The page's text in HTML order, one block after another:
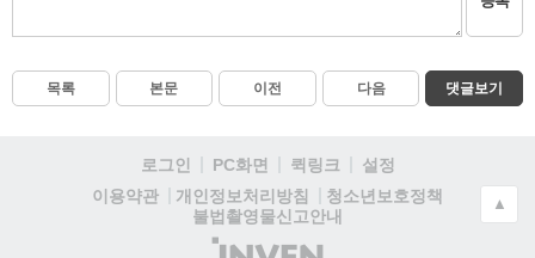
목록 본문 이전 다음 댓글보기
로그인 PC화면 퀵링크
설정
이용약관
개인정보처리방침
청소년보호정책
불법촬영물신고안내
(주)
▲